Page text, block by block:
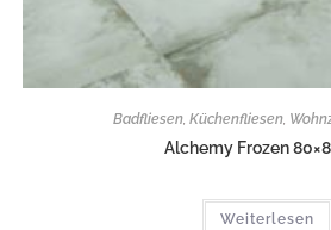
Badfliesen, Küchenfliesen,
Alchemy Frozen
Weiterlesen